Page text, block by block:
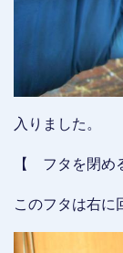
入りました。
【 フタを閉め
このフタは右に